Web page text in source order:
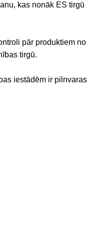
kas nonāk ES tirgū
pār produktiem no
tirgū.
iestādēm ir pilnvaras